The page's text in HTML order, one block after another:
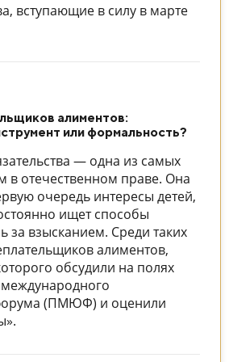
вступающие в силу в марте
алиментов:
или формальность?
— одна из самых
в отечественном праве. Она
очередь интересы детей,
ищет способы
за взысканием. Среди таких
алиментов,
обсудили на полях
(ПМЮФ) и оценили